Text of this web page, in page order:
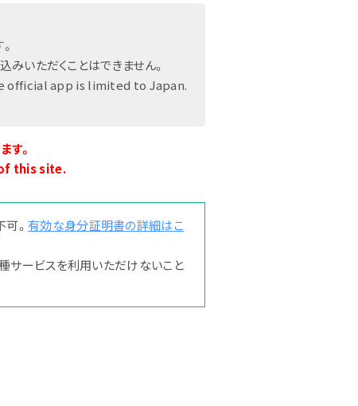
いただくことはできません。
official app is limited to Japan.
す。
this site.
。 有効な身分証明書の詳細はこ
サービスを利用いただけないこと